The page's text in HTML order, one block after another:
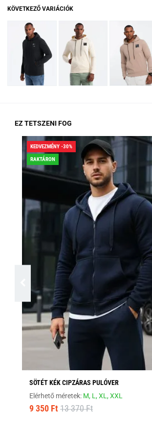
KÖVETKEZŐ VARIÁCIÓK
EZ TETSZENI FOG
KEDVEZMÉNY -30%
RAKTÁRON
SÖTÉT KÉK CIPZÁRAS PULÓVER
Elérhető méretek: M, L,XL,XXL
9 350 Ft 13 370 Ft